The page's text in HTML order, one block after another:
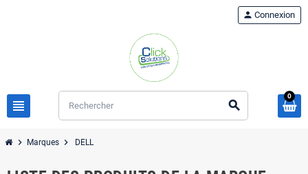
view_headline search
person Connexion
0
chevron_right Marques chevron_right DELL